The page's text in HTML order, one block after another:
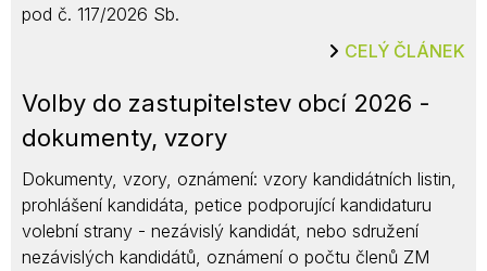
pod č. 117/2026 Sb.
CELÝ ČLÁNEK
Volby do zastupitelstev obcí 2026 -
dokumenty, vzory
Dokumenty, vzory, oznámení: vzory kandidátních listin,
prohlášení kandidáta, petice podporující kandidaturu
volební strany - nezávislý kandidát, nebo sdružení
nezávislých kandidátů, oznámení o počtu členů ZM